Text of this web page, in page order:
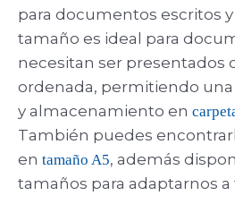
para documentos escritos
tamaño es ideal para
necesitan ser presentados
ordenada, permitiendo
y almacenamiento en
También puedes
en tamaño A5, además
tamaños para adaptarnos